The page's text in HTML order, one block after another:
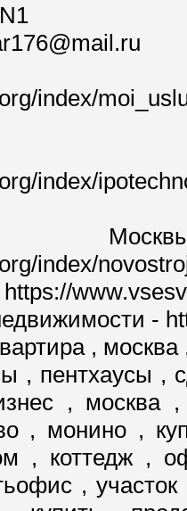
index/
index/
index/
-
,
, пентхаусы ,
, москва
, монино ,
, коттедж ,
,